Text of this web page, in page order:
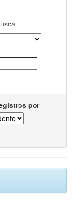
por